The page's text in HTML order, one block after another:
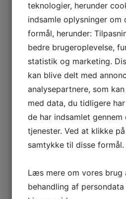
Vi glæder os til at tage mod dig,
kompetent behandling og
- Tennis albue
- Karpaltunnelsyndrom
- Overbelastning af sene til
- Frakturer
- Føleforstyrrelser
- Sovende / kolde hænder
teknologier, herunder
indsamle oplysninger
formål, herunder:
bedre brugeroplevelse,
statistik og marketing.
kan blive delt med
analysepartnere, som
med data, du tidligere
de har indsamlet
tjenester. Ved at klikke
samtykke til disse formål.
Læs mere om vores brug
behandling af